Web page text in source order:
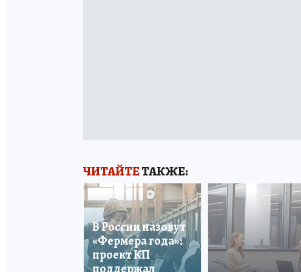
ЧИТАЙТЕТАКЖЕ:
В России назовут
«Фермера года»:
проект КП
поддержал